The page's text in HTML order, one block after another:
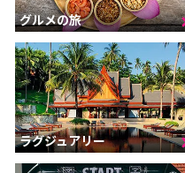
パッターニー
ラノーン
ソンクラー
ヤラー
グルメの旅
ラグジュアリー